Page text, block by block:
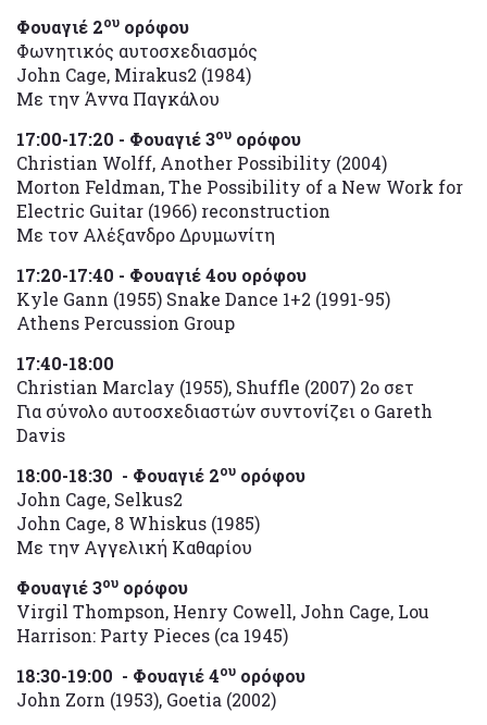
Φουαγιέ 2ου ορόφου
Φωνητικός αυτοσχεδιασμός
John Cage, Mirakus2 (1984)
Με την Άννα Παγκάλου
17:00-17:20 - Φουαγιέ 3ου ορόφου
Christian Wolff, Another Possibility (2004)
Morton Feldman, The Possibility of a New Work for
Electric Guitar (1966) reconstruction
Με τον Αλέξανδρο Δρυμωνίτη
17:20-17:40 - Φουαγιέ 4ου ορόφου
Kyle Gann (1955) Snake Dance 1+2 (1991-95)
Athens Percussion Group
17:40-18:00
Christian Marclay (1955), Shuffle (2007) 2ο σετ
Για σύνολο αυτοσχεδιαστών συντονίζει ο Gareth
Davis
18:00-18:30 - Φουαγιέ 2ου ορόφου
John Cage, Selkus2
John Cage, 8 Whiskus (1985)
Με την Αγγελική Καθαρίου
Φουαγιέ 3ου ορόφου
Virgil Thompson, Henry Cowell, John Cage, Lou
Harrison: Party Pieces (ca 1945)
18:30-19:00 - Φουαγιέ4ου ορόφου
John Zorn (1953), Goetia (2002)